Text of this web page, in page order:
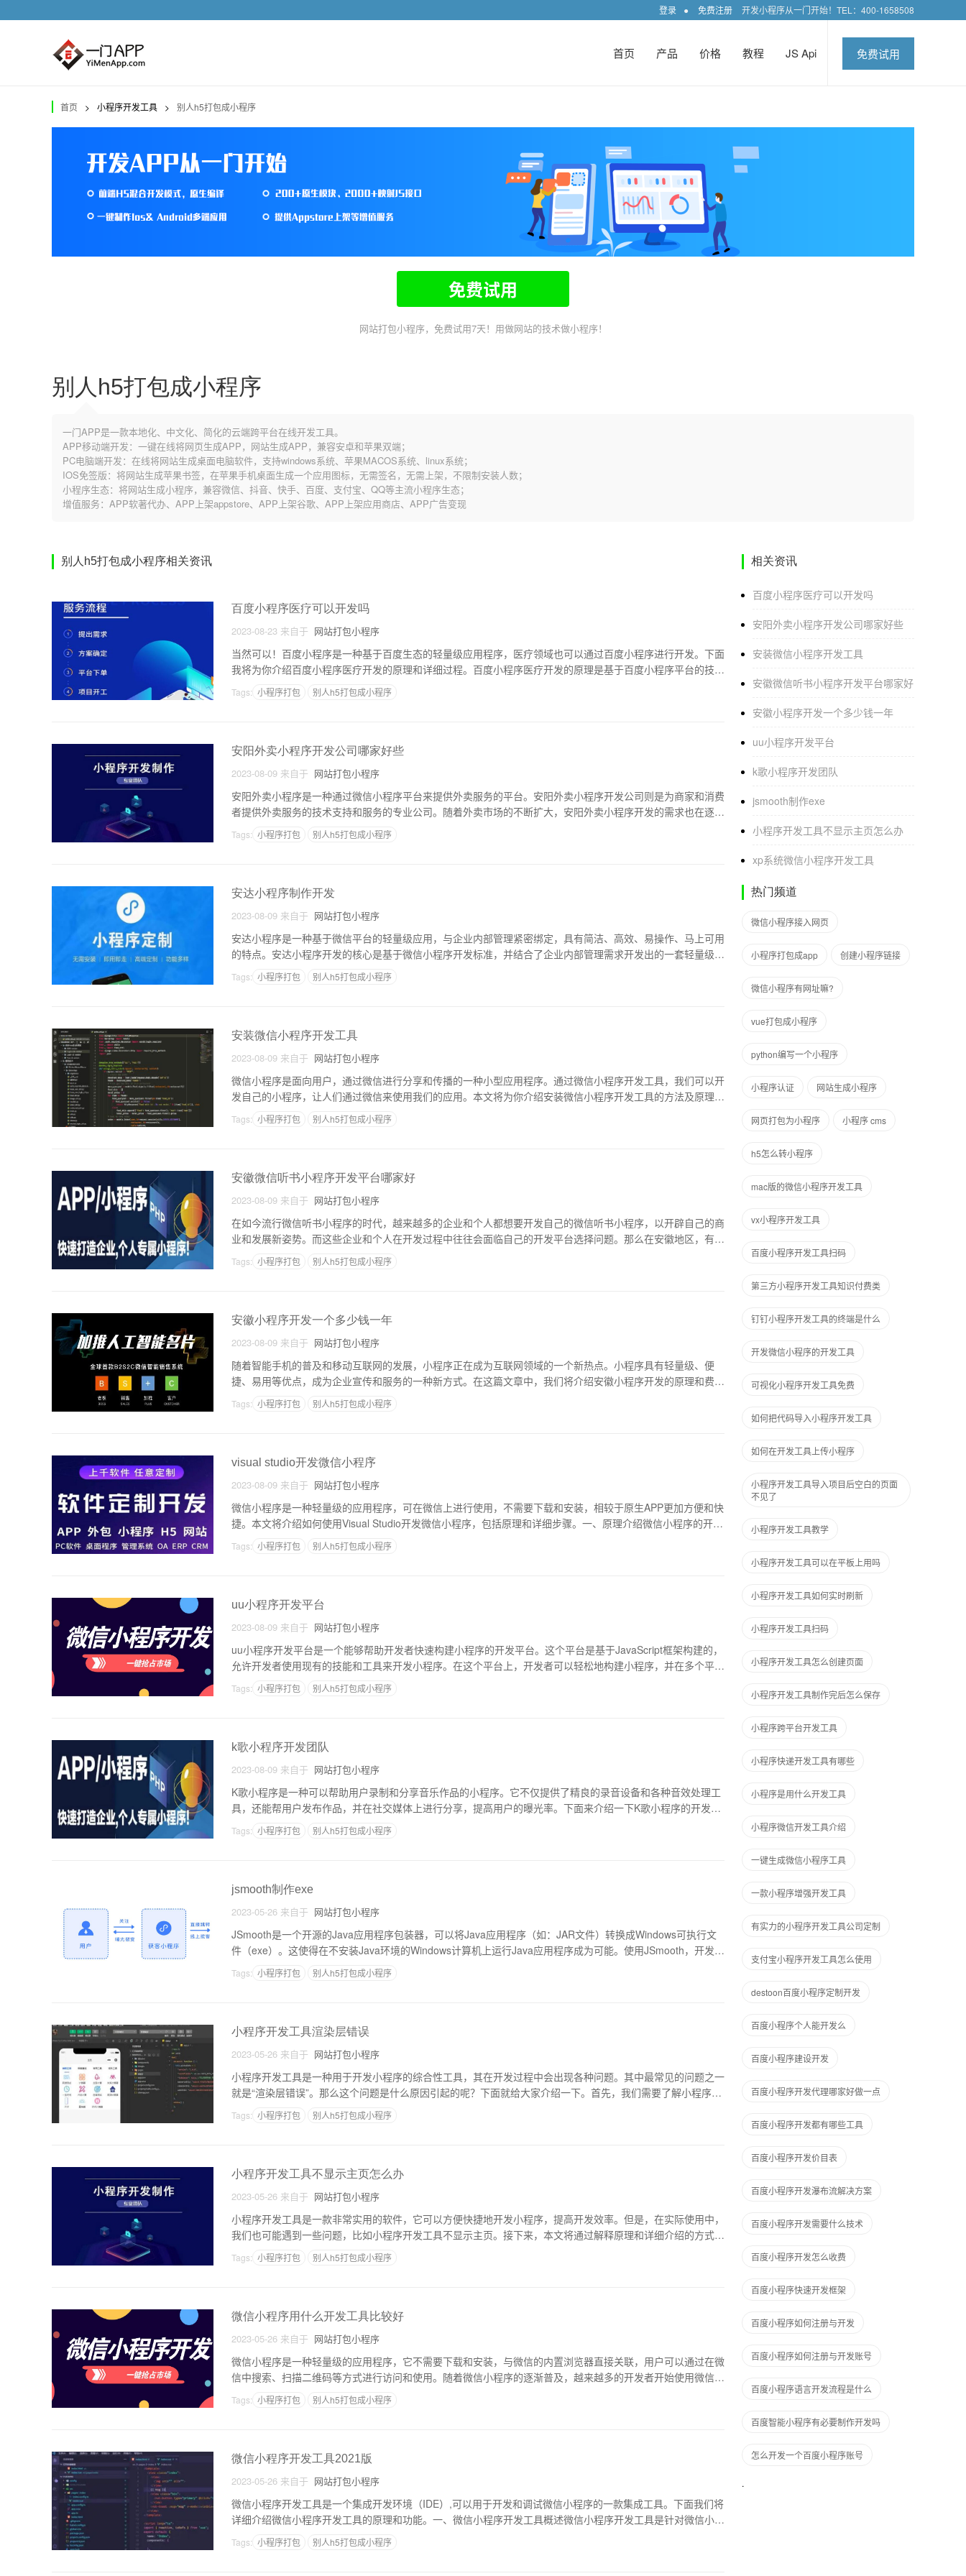
登录 ● 免费注册 开发小程序从一门开始！TEL：400-1658508
首页 产品 价格 教程 JS Api 免费试用
首页 > 小程序开发工具 > 别人h5打包成小程序
免费试用
网站打包小程序，免费试用7天！用做网站的技术做小程序！
别人h5打包成小程序
一门APP是一款本地化、中文化、简化的云端跨平台在线开发工具。
APP移动端开发：一键在线将网页生成APP，网站生成APP，兼容安卓和苹果双端；
PC电脑端开发：在线将网站生成桌面电脑软件，支持windows系统、苹果MACOS系统、linux系统；
IOS免签版：将网站生成苹果书签，在苹果手机桌面生成一个应用图标，无需签名，无需上架，不限制安装人数；
小程序生态：将网站生成小程序，兼容微信、抖音、快手、百度、支付宝、QQ等主流小程序生态；
增值服务：APP软著代办、APP上架appstore、APP上架谷歌、APP上架应用商店、APP广告变现
别人h5打包成小程序相关资讯
百度小程序医疗可以开发吗
2023-08-23 来自于 网站打包小程序
当然可以！百度小程序是一种基于百度生态的轻量级应用程序，医疗领域也可以通过百度小程序进行开发。下面
我将为你介绍百度小程序医疗开发的原理和详细过程。百度小程序医疗开发的原理是基于百度小程序平台的技术
架构。百度小程序平台提供了一系列的开发工具和资源，使开发者能
Tags: 小程序打包 别人h5打包成小程序
安阳外卖小程序开发公司哪家好些
2023-08-09 来自于 网站打包小程序
安阳外卖小程序是一种通过微信小程序平台来提供外卖服务的平台。安阳外卖小程序开发公司则是为商家和消费
者提供外卖服务的技术支持和服务的专业公司。随着外卖市场的不断扩大，安阳外卖小程序开发的需求也在逐渐
增长，如今市场上有很多安阳外卖小程序开发公司提供相关服务，那
Tags: 小程序打包 别人h5打包成小程序
安达小程序制作开发
2023-08-09 来自于 网站打包小程序
安达小程序是一种基于微信平台的轻量级应用，与企业内部管理紧密绑定，具有简洁、高效、易操作、马上可用
的特点。安达小程序开发的核心是基于微信小程序开发标准，并结合了企业内部管理需求开发出的一套轻量级、
易用性高的小程序开发框架。一、安达小程序的原理 安达小程序开
Tags: 小程序打包 别人h5打包成小程序
安装微信小程序开发工具
2023-08-09 来自于 网站打包小程序
微信小程序是面向用户，通过微信进行分享和传播的一种小型应用程序。通过微信小程序开发工具，我们可以开
发自己的小程序，让人们通过微信来使用我们的应用。本文将为你介绍安装微信小程序开发工具的方法及原理。
一、下载微信小程序开发工具首先，我们需要去微信官方网站进行下
Tags: 小程序打包 别人h5打包成小程序
安徽微信听书小程序开发平台哪家好
2023-08-09 来自于 网站打包小程序
在如今流行微信听书小程序的时代，越来越多的企业和个人都想要开发自己的微信听书小程序，以开辟自己的商
业和发展新姿势。而这些企业和个人在开发过程中往往会面临自己的开发平台选择问题。那么在安徽地区，有哪
些微信听书小程序开发平台呢？哪家好呢？下面将就此问题为大家做
Tags: 小程序打包 别人h5打包成小程序
安徽小程序开发一个多少钱一年
2023-08-09 来自于 网站打包小程序
随着智能手机的普及和移动互联网的发展，小程序正在成为互联网领域的一个新热点。小程序具有轻量级、便
捷、易用等优点，成为企业宣传和服务的一种新方式。在这篇文章中，我们将介绍安徽小程序开发的原理和费
用。一、安徽小程序开发的原理1.小程序的定义小程序是适配各种数字
Tags: 小程序打包 别人h5打包成小程序
visual studio开发微信小程序
2023-08-09 来自于 网站打包小程序
微信小程序是一种轻量级的应用程序，可在微信上进行使用，不需要下载和安装，相较于原生APP更加方便和快
捷。本文将介绍如何使用Visual Studio开发微信小程序，包括原理和详细步骤。一、原理介绍微信小程序的开发
使用的是一种叫做小程序开发框架的技术，它基于
Tags: 小程序打包 别人h5打包成小程序
uu小程序开发平台
2023-08-09 来自于 网站打包小程序
uu小程序开发平台是一个能够帮助开发者快速构建小程序的开发平台。这个平台是基于JavaScript框架构建的，
允许开发者使用现有的技能和工具来开发小程序。在这个平台上，开发者可以轻松地构建小程序，并在多个平台
上发布。本文将详细介绍uu小程序开发平台的原理和
Tags: 小程序打包 别人h5打包成小程序
k歌小程序开发团队
2023-08-09 来自于 网站打包小程序
K歌小程序是一种可以帮助用户录制和分享音乐作品的小程序。它不仅提供了精良的录音设备和各种音效处理工
具，还能帮用户发布作品，并在社交媒体上进行分享，提高用户的曝光率。下面来介绍一下K歌小程序的开发团
队及其工作原理：K歌小程序开发团队由多个专业人士组成。开发者
Tags: 小程序打包 别人h5打包成小程序
jsmooth制作exe
2023-05-26 来自于 网站打包小程序
JSmooth是一个开源的Java应用程序包装器，可以将Java应用程序（如：JAR文件）转换成Windows可执行文
件（exe）。这使得在不安装Java环境的Windows计算机上运行Java应用程序成为可能。使用JSmooth，开发者
可以轻松把Java
Tags: 小程序打包 别人h5打包成小程序
小程序开发工具渲染层错误
2023-05-26 来自于 网站打包小程序
小程序开发工具是一种用于开发小程序的综合性工具，其在开发过程中会出现各种问题。其中最常见的问题之一
就是“渲染层错误”。那么这个问题是什么原因引起的呢？下面就给大家介绍一下。首先，我们需要了解小程序的
组成部分：1. WXML：负责小程序的页面结构。2. WX
Tags: 小程序打包 别人h5打包成小程序
小程序开发工具不显示主页怎么办
2023-05-26 来自于 网站打包小程序
小程序开发工具是一款非常实用的软件，它可以方便快捷地开发小程序，提高开发效率。但是，在实际使用中，
我们也可能遇到一些问题，比如小程序开发工具不显示主页。接下来，本文将通过解释原理和详细介绍的方式来
帮助读者解决这个问题。一、原理解释首先，我们需要了解小程序开
Tags: 小程序打包 别人h5打包成小程序
微信小程序用什么开发工具比较好
2023-05-26 来自于 网站打包小程序
微信小程序是一种轻量级的应用程序，它不需要下载和安装，与微信的内置浏览器直接关联，用户可以通过在微
信中搜索、扫描二维码等方式进行访问和使用。随着微信小程序的逐渐普及，越来越多的开发者开始使用微信小
程序进行应用开发，而选择一款优秀的开发工具对于提高开发效率和
Tags: 小程序打包 别人h5打包成小程序
微信小程序开发工具2021版
2023-05-26 来自于 网站打包小程序
微信小程序开发工具是一个集成开发环境（IDE）,可以用于开发和调试微信小程序的一款集成工具。下面我们将
详细介绍微信小程序开发工具的原理和功能。一、微信小程序开发工具概述微信小程序开发工具是针对微信小程
序的开发集成环境，它集成了一系列的功能，包括代码编辑器、
Tags: 小程序打包 别人h5打包成小程序
相关资讯
百度小程序医疗可以开发吗
安阳外卖小程序开发公司哪家好些
安装微信小程序开发工具
安徽微信听书小程序开发平台哪家好
安徽小程序开发一个多少钱一年
uu小程序开发平台
k歌小程序开发团队
jsmooth制作exe
小程序开发工具不显示主页怎么办
xp系统微信小程序开发工具
热门频道
微信小程序接入网页
小程序打包成app 创建小程序链接
微信小程序有网址嘛?
vue打包成小程序
python编写一个小程序
小程序认证 网站生成小程序
网页打包为小程序 小程序 cms
h5怎么转小程序
mac版的微信小程序开发工具
vx小程序开发工具
百度小程序开发工具扫码
第三方小程序开发工具知识付费类
钉钉小程序开发工具的终端是什么
开发微信小程序的开发工具
可视化小程序开发工具免费
如何把代码导入小程序开发工具
如何在开发工具上传小程序
小程序开发工具导入项目后空白的页面
不见了
小程序开发工具教学
小程序开发工具可以在平板上用吗
小程序开发工具如何实时刷新
小程序开发工具扫码
小程序开发工具怎么创建页面
小程序开发工具制作完后怎么保存
小程序跨平台开发工具
小程序快递开发工具有哪些
小程序是用什么开发工具
小程序微信开发工具介绍
一键生成微信小程序工具
一款小程序增强开发工具
有实力的小程序开发工具公司定制
支付宝小程序开发工具怎么使用
destoon百度小程序定制开发
百度小程序个人能开发么
百度小程序建设开发
百度小程序开发代理哪家好做一点
百度小程序开发都有哪些工具
百度小程序开发价目表
百度小程序开发瀑布流解决方案
百度小程序开发需要什么技术
百度小程序开发怎么收费
百度小程序快速开发框架
百度小程序如何注册与开发
百度小程序如何注册与开发账号
百度小程序语言开发流程是什么
百度智能小程序有必要制作开发吗
怎么开发一个百度小程序账号